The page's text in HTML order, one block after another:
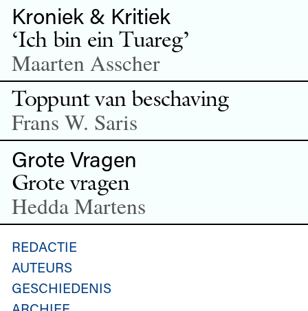
Kroniek & Kritiek
‘Ich bin ein Tuareg’
Maarten Asscher
Toppunt van beschaving
Frans W. Saris
Grote Vragen
Grote vragen
Hedda Martens
REDACTIE
AUTEURS
GESCHIEDENIS